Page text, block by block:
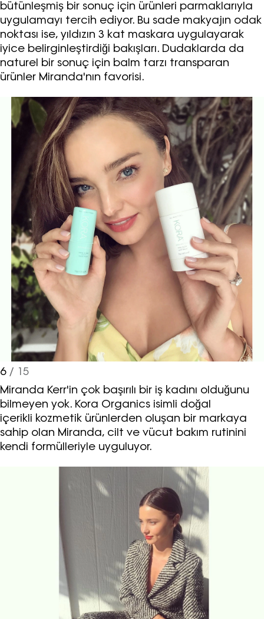
bütünleşmiş bir sonuç için ürünleri parmaklarıyla
uygulamayı tercih ediyor. Bu sade makyajın odak
noktası ise, yıldızın 3 kat maskara uygulayarak
iyice belirginleştirdiği bakışları. Dudaklarda da
naturel bir sonuç için balm tarzı transparan
ürünler Miranda'nın favorisi.
6/ 15
Miranda Kerr'in çok başırılı bir iş kadını olduğunu
bilmeyen yok. Kora Organics isimli doğal
içerikli kozmetik ürünlerden oluşan bir markaya
sahip olan Miranda, cilt ve vücut bakım rutinini
kendi formülleriyle uyguluyor.